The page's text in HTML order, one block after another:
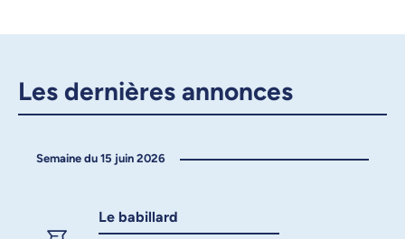
l’Université de Montréal -
X.com Facebook
LinkedIn Courriel
Les dernières annonces
Semaine du 15 juin 2026
Le babillard